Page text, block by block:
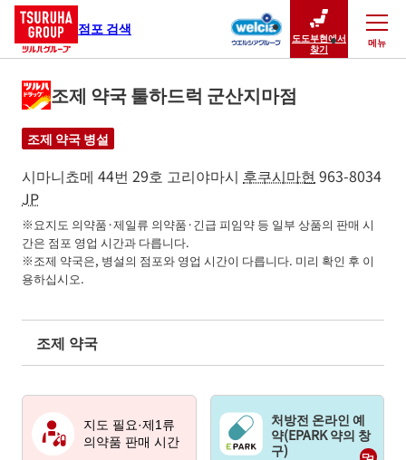
점포 검색
도도부현에서
찾기
메뉴
닫기
조제 약국 툴하드럭 군산지마점
조제 약국 병설
시마니쵸메 44번 29호 고리야마시 후쿠시마현 963-8034
JP
※요지도 의약품·제일류 의약품·긴급 피임약 등 일부 상품의 판매 시
간은 점포 영업 시간과 다릅니다.
※조제 약국은, 병설의 점포와 영업 시간이 다릅니다. 미리 확인 후 이
용하십시오.
조제 약국
지도 필요·제1류
의약품 판매 시간
처방전 온라인 예
약(EPARK 약의 창
구)